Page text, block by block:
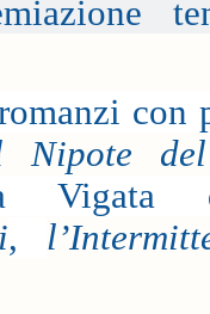
con
Nipote del
,